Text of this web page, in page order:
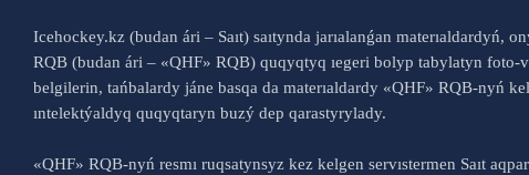
Icehockey.kz (budan ári – Saıt) saıtynda jarıalanǵan materıaldardyń,
RQB (budan ári – «QHF» RQB) quqyqtyq ıegeri bolyp tabylatyn foto-
belgilerin, tańbalardy jáne basqa da materıaldardy «QHF» RQB-nyń
ıntelektýaldyq quqyqtaryn buzý dep qarastyrylady.
«QHF» RQB-nyń resmı ruqsatynsyz kez kelgen servıstermen Saıt